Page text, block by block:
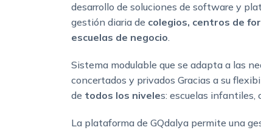
desarrollo de soluciones de software y
gestión diaria de colegios, centros de
escuelas de negocio.
Sistema modulable que se adapta a las
concertados y privados Gracias a su
de todos los niveles: escuelas infantiles,
La plataforma de GQdalya permite una